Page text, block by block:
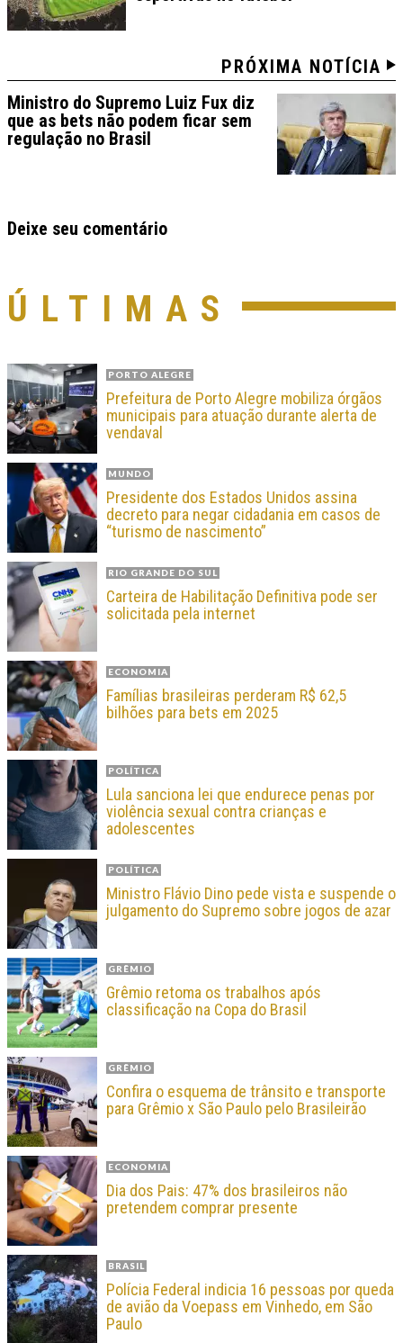
PRÓXIMA NOTÍCIA
Ministro do Supremo Luiz Fux diz
que as bets não podem ficar sem
regulação no Brasil
Deixe seu comentário
ÚLTIMAS
PORTO ALEGRE
Prefeitura de Porto Alegre mobiliza órgãos
municipais para atuação durante alerta de
vendaval
MUNDO
Presidente dos Estados Unidos assina
decreto para negar cidadania em casos de
“turismo de nascimento”
RIO GRANDE DO SUL
Carteira de Habilitação Definitiva pode ser
solicitada pela internet
ECONOMIA
Famílias brasileiras perderam R$ 62,5
bilhões para bets em 2025
POLÍTICA
Lula sanciona lei que endurece penas por
violência sexual contra crianças e
adolescentes
POLÍTICA
Ministro Flávio Dino pede vista e suspende o
julgamento do Supremo sobre jogos de azar
GRÊMIO
Grêmio retoma os trabalhos após
classificação na Copa do Brasil
GRÊMIO
Confira o esquema de trânsito e transporte
para Grêmio x São Paulo pelo Brasileirão
ECONOMIA
Dia dos Pais: 47% dos brasileiros não
pretendem comprar presente
BRASIL
Polícia Federal indicia 16 pessoas por queda
de avião da Voepass em Vinhedo, em São
Paulo